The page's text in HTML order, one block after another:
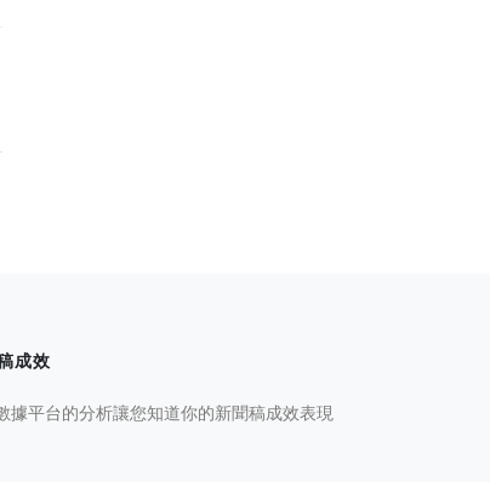
成效
據平台的分析讓您知道你的新聞稿成效表現